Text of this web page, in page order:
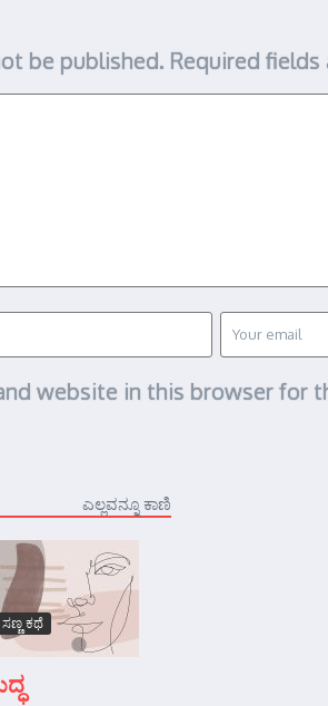
be published. Required fields
website in this browser for
ಎಲ್ಲವನ್ನೂ ಕಾಣಿ
ಸಣ್ಣ ಕಥೆ